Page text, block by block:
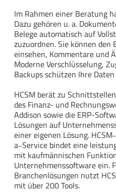
Im Rahmen einer Beratung
Dazu gehören u. a.
Belege automatisch auf
zuzuordnen. Sie können den
einsehen, Kommentare und
Moderne Verschlüsselung,
Backups schützen Ihre
HCSM berät zu
des Finanz- und
Addison sowie die ERP-
Lösungen auf
einer eigenen Lösung.
a‒Service bindet eine
mit kaufmännischen
Unternehmenssoftware ein.
Branchenlösungen nutzt
mit über 200 Tools.